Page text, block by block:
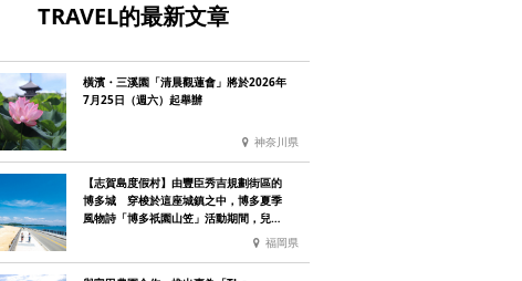
TRAVEL的最新文章
橫濱・三溪園「清晨觀蓮會」將於2026年
7月25日（週六）起舉辦
神奈川県
【志賀島度假村】由豐臣秀吉規劃街區的
博多城 穿梭於這座城鎮之中，博多夏季
風物詩「博多祇園山笠」活動期間，兒童
福岡県